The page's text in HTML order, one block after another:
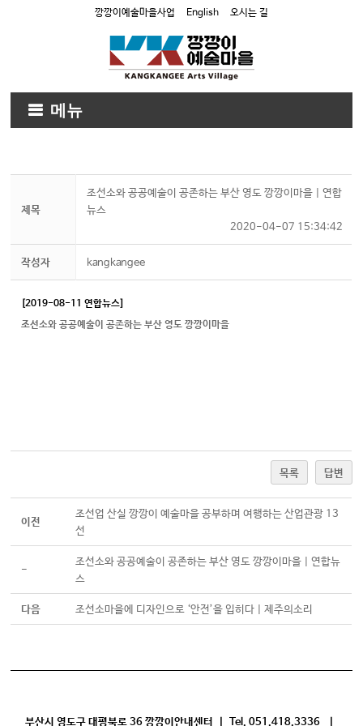
깡깡이예술마을사업 English 오시는 길
메뉴
제목
조선소와 공공예술이 공존하는 부산 영도 깡깡이마을 | 연합
뉴스
2020-04-07 15:34:42
작성자 kangkangee
[2019-08-11 연합뉴스]
조선소와 공공예술이 공존하는 부산 영도 깡깡이마을
목록 답변
이전
조선업 산실 깡깡이 예술마을 공부하며 여행하는 산업관광 13
선
-
조선소와 공공예술이 공존하는 부산 영도 깡깡이마을 | 연합뉴
스
다음 조선소마을에 디자인으로 ‘안전’을 입히다 | 제주의소리
부산시 영도구 대평북로 36 깡깡이안내센터 | Tel. 051.418.3336 |